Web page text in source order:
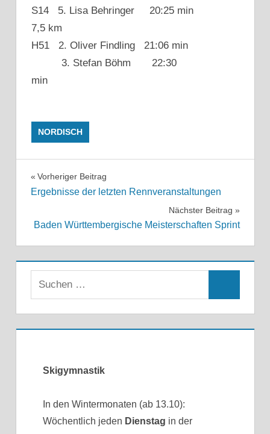
S14 5. Lisa Behringer 20:25 min
7,5 km
H51 2. Oliver Findling 21:06 min
3. Stefan Böhm 22:30
min
NORDISCH
Beitragsnavigation
Vorheriger Beitrag
Ergebnisse der letzten Rennveranstaltungen
Nächster Beitrag
Baden Württembergische Meisterschaften Sprint
Skigymnastik
In den Wintermonaten (ab 13.10):
Wöchentlich jeden Dienstag in der